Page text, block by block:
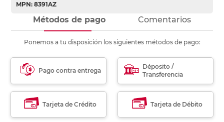
MPN: 8391AZ
Métodos de pago Comentarios
Ponemos a tu disposición los siguientes métodos de pago:
Pago contra entrega
Déposito /
Transferencia
Tarjeta de Crédito Tarjeta de Débito